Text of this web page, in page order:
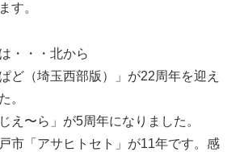
す。
・・・北から
ど（埼玉西部版）」が22周年を迎え
。
え〜ら」が5周年になりました。
市「アサヒトセト」が11年です。感